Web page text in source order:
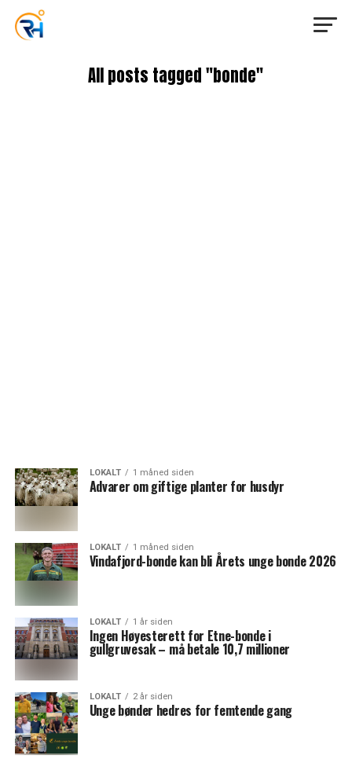
All posts tagged "bonde"
LOKALT 1 måned siden
Advarer om giftige planter for husdyr
LOKALT 1 måned siden
Vindafjord-bonde kan bli Årets unge bonde 2026
LOKALT 1 år siden
Ingen Høyesterett for Etne-bonde i
gullgruvesak – må betale 10,7 millioner
LOKALT 2 år siden
Unge bønder hedres for femtende gang